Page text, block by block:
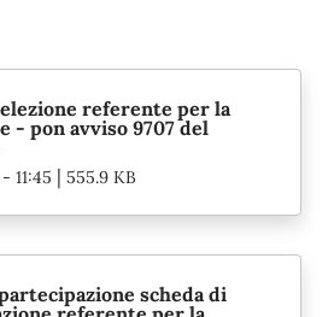
referente per la
- pon avviso 9707 del
11:45 | 555.9 KB
scheda di